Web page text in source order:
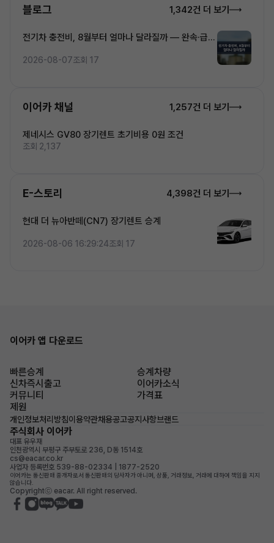
블로그 1,342건 더 보기
전기차 충전비, 8월부터 얼마나 달라질까 — 완속·급속
2026-08-07조회 17
이어카 채널 1,257건 더 보기
제네시스 GV80 장기렌트 초기비용 0원 조건
조회 2,137
E-스토리 4,398건 더 보기
현대 더 뉴아반떼(CN7) 장기렌트 승계
2026-08-06 16:29:24조회 17
이어카 앱 다운로드
빠른승계
승계차량
신차즉시출고
이어카소식
커뮤니티
가격표
제원
개인정보처리방침이용약관채용공고공지사항브랜드
주식회사 이어카
대표 유우재
인천광역시 부평구 주부토로 236, D동 1514호
cs@eacar.co.kr
사업자 등록번호 539-88-02334 | 1877-2520
이어카는 통신판매 중개자로서 통신판매의 당사자가 아니며, 상품, 거래정보, 거래에 대하여 책임을 지지
않습니다.
Copyrightⓒ eacar. All right reserved.